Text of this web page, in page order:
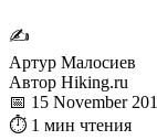
✍
Артур Малосиев
Автор Hiking.ru
📅 15 November
⏱ 1 мин чтения